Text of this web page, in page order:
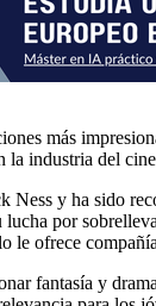
más
industria del
Ness y ha sido
por
ofrece
fantasía y